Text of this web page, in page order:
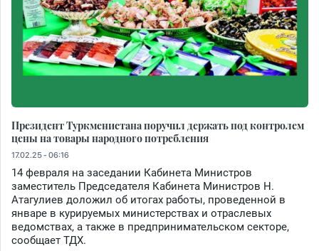
Президент Туркменистана поручил держать под контролем
цены на товары народного потребления
17.02.25 - 06:16
14 февраля на заседании Кабинета Министров
заместитель Председателя Кабинета Министров Н.
Атагулиев доложил об итогах работы, проведенной в
январе в курируемых министерствах и отраслевых
ведомствах, а также в предпринимательском секторе,
сообщает ТДХ.